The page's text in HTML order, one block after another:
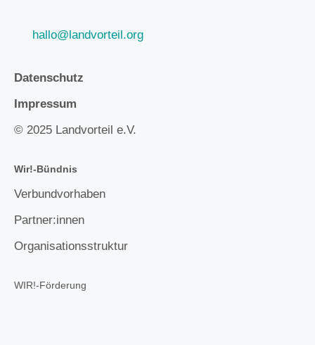
hallo@landvorteil.org
Datenschutz
Impressum
© 2025 Landvorteil e.V.
Wir!-Bündnis
Verbundvorhaben
Partner:innen
Organisationsstruktur
WIR!-Förderung